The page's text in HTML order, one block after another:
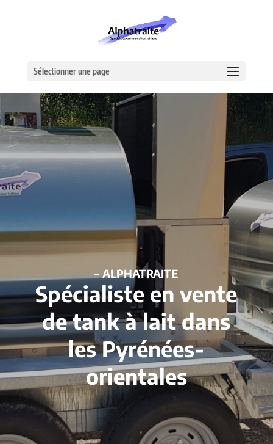
Sélectionner une page
– ALPHATRAITE
Spécialiste en vente
de tank à lait dans
les Pyrénées-
orientales